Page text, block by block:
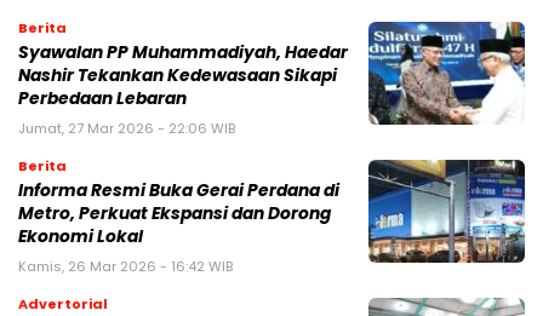
Berita
Syawalan PP Muhammadiyah, Haedar
Nashir Tekankan Kedewasaan Sikapi
Perbedaan Lebaran
Jumat, 27 Mar 2026 - 22:06 WIB
Berita
Informa Resmi Buka Gerai Perdana di
Metro, Perkuat Ekspansi dan Dorong
Ekonomi Lokal
Kamis, 26 Mar 2026 - 16:42 WIB
Advertorial